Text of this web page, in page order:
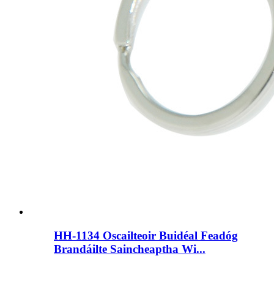
HH-1134 Oscailteoir Buidéal Feadóg
Brandáilte Saincheaptha Wi...